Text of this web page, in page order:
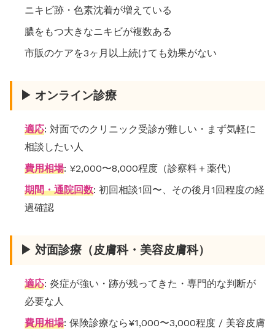
ニキビ跡・色素沈着が増えている
膿をもつ大きなニキビが複数ある
市販のケアを3ヶ月以上続けても効果がない
▶ オンライン診療
適応: 対面でのクリニック受診が難しい・まず気軽に
相談したい人
費用相場: ¥2,000〜8,000程度（診察料＋薬代）
期間・通院回数: 初回相談1回〜、その後月1回程度の経
過確認
▶ 対面診療（皮膚科・美容皮膚科）
適応: 炎症が強い・跡が残ってきた・専門的な判断が
必要な人
費用相場: 保険診療なら¥1,000〜3,000程度 / 美容皮膚